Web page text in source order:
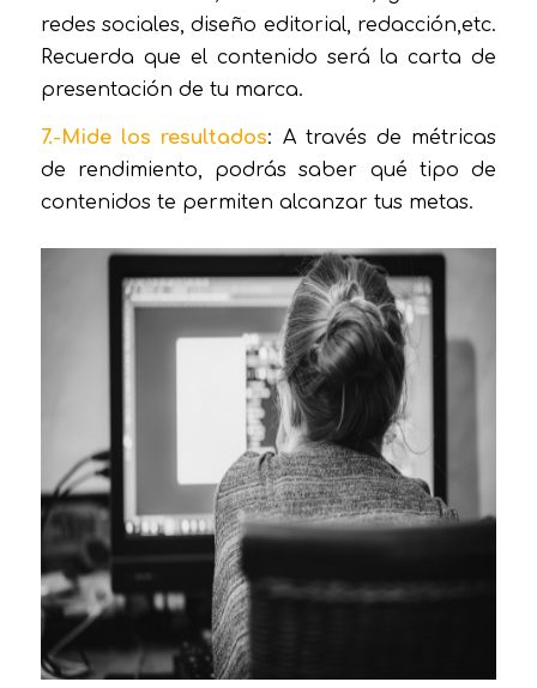
redes sociales, diseño editorial, redacción,etc.
Recuerda que el contenido será la carta de
presentación de tu marca.
7.-Mide los resultados: A través de métricas
de rendimiento, podrás saber qué tipo de
contenidos te permiten alcanzar tus metas.